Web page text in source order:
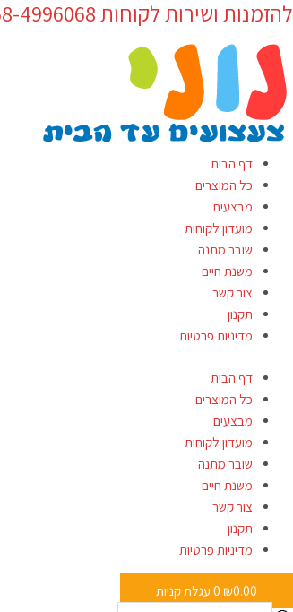
דילוג
להזמנות ושירות לקוחות 058-4996068
דף הבית
כל המוצרים
מבצעים
מועדון לקוחות
שובר מתנה
משנת חיים
צור קשר
תקנון
מדיניות פרטיות
דף הבית
כל המוצרים
מבצעים
מועדון לקוחות
שובר מתנה
משנת חיים
צור קשר
תקנון
מדיניות פרטיות
₪0.00
0 עגלת קניות
Products